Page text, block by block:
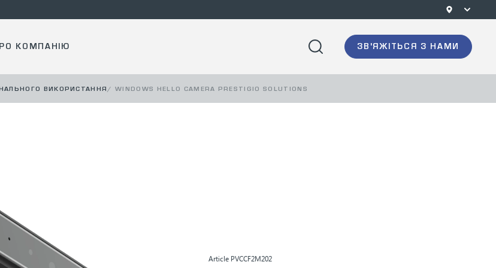
КОМПАНІЮ ЗВ'ЯЖІТЬСЯ З НАМИ
ВИКОРИСТАННЯ / WINDOWS HELLO CAMERA PRESTIGIO SOLUTIONS
Article PVCCF2M202